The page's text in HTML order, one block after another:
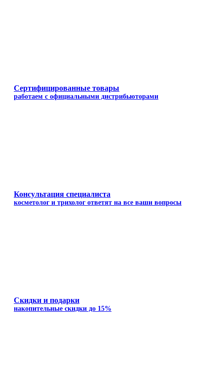
Сертифицированные товары
работаем с официальными дистрибьюторами
Консультация специалиста
косметолог и трихолог ответят на все ваши вопросы
Скидки и подарки
накопительные скидки до 15%